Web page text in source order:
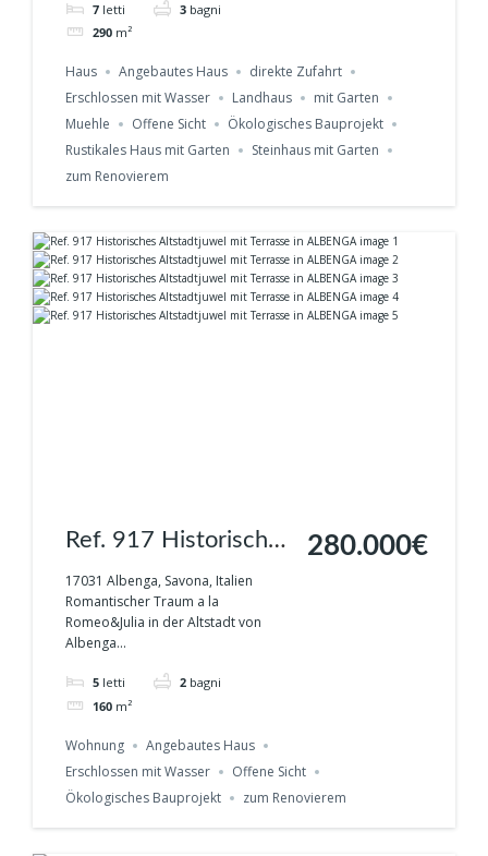
7 letti 3 bagni
290 m²
Haus Angebautes Haus
direkte Zufahrt
Erschlossen mit Wasser
Landhaus
mit Garten
Muehle
Offene Sicht
Ökologisches Bauprojekt
Rustikales Haus mit Garten
Steinhaus mit Garten
zum Renovierem
Ref. 917 Historisches
Altstadtjuwel mit
Terrasse in ALBENGA
17031 Albenga, Savona, Italien
Romantischer Traum a la
Romeo&Julia in der Altstadt von
Albenga...
5 letti 2 bagni
160 m²
280.000€
Wohnung
Angebautes Haus
Erschlossen mit Wasser
Offene Sicht
Ökologisches Bauprojekt
zum Renovierem